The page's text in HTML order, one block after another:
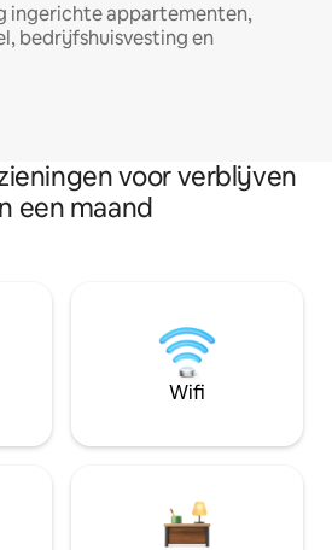
ingerichte appartementen,
bedrijfshuisvesting en
voor verblijven
een maand
Wifi